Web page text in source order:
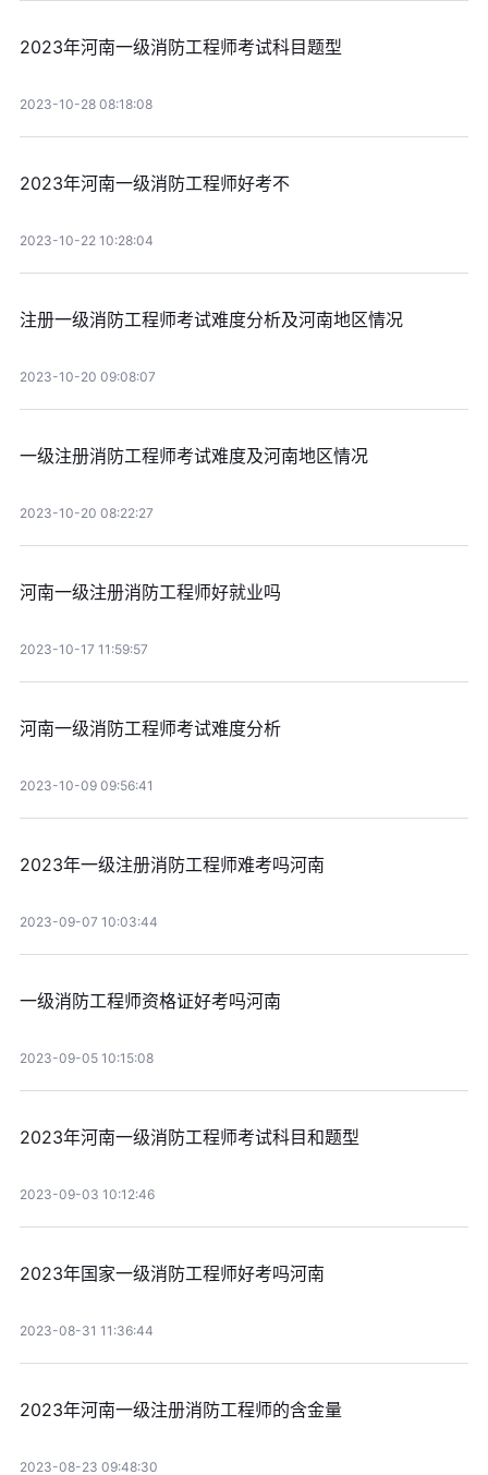
2023年河南一级消防工程师考试科目题型
2023-10-28 08:18:08
2023年河南一级消防工程师好考不
2023-10-22 10:28:04
注册一级消防工程师考试难度分析及河南地区情况
2023-10-20 09:08:07
一级注册消防工程师考试难度及河南地区情况
2023-10-20 08:22:27
河南一级注册消防工程师好就业吗
2023-10-17 11:59:57
河南一级消防工程师考试难度分析
2023-10-09 09:56:41
2023年一级注册消防工程师难考吗河南
2023-09-07 10:03:44
一级消防工程师资格证好考吗河南
2023-09-05 10:15:08
2023年河南一级消防工程师考试科目和题型
2023-09-03 10:12:46
2023年国家一级消防工程师好考吗河南
2023-08-31 11:36:44
2023年河南一级注册消防工程师的含金量
2023-08-23 09:48:30